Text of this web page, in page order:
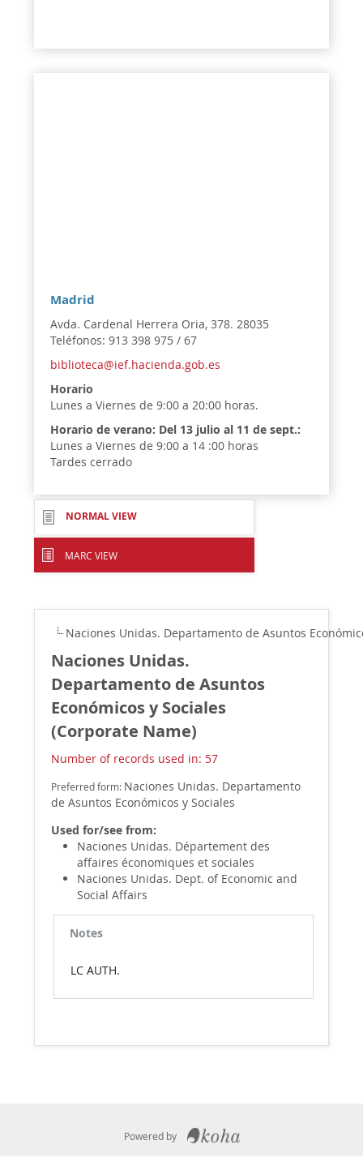
Madrid
Avda. Cardenal Herrera Oria, 378. 28035
Teléfonos: 913 398 975 / 67
biblioteca@ief.hacienda.gob.es
Horario
Lunes a Viernes de 9:00 a 20:00 horas.
Horario de verano: Del 13 julio al 11 de sept.:
Lunes a Viernes de 9:00 a 14 :00 horas
Tardes cerrado
NORMAL VIEW
MARC VIEW
Naciones Unidas. Departamento de Asuntos
Naciones Unidas.
Departamento de Asuntos
Económicos y Sociales
(Corporate Name)
Number of records used in: 57
Preferred form: Naciones Unidas. Departamento
de Asuntos Económicos y Sociales
Used for/see from:
Naciones Unidas. Département des
affaires économiques et sociales
Naciones Unidas. Dept. of Economic and
Social Affairs
Notes
LC AUTH.
Powered by